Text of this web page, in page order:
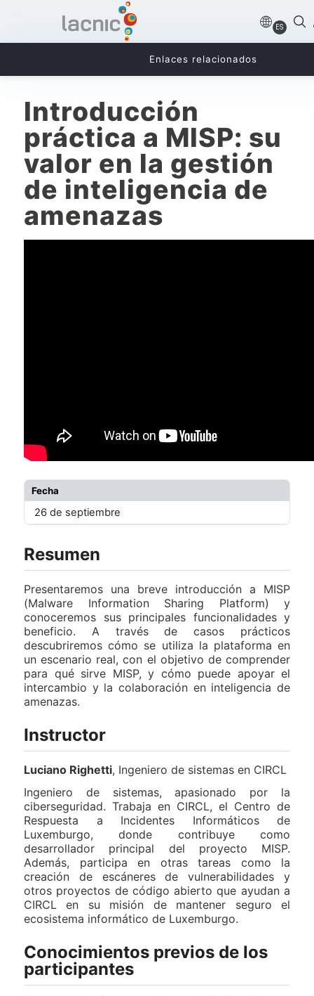
ES
Introducción
práctica a MISP: su
valor en la gestión
de inteligencia de
amenazas
Fecha
26 de septiembre
Resumen
Presentaremos una breve introducción a MISP
(Malware Information Sharing Platform) y
conoceremos sus principales funcionalidades y
beneficio. A través de casos prácticos
descubriremos cómo se utiliza la plataforma en
un escenario real, con el objetivo de comprender
para qué sirve MISP, y cómo puede apoyar el
intercambio y la colaboración en inteligencia de
amenazas.
Instructor
Luciano Righetti, Ingeniero de sistemas en CIRCL
Ingeniero de sistemas, apasionado por la
ciberseguridad. Trabaja en CIRCL, el Centro de
Respuesta a Incidentes Informáticos de
Luxemburgo, donde contribuye como
desarrollador principal del proyecto MISP.
Además, participa en otras tareas como la
creación de escáneres de vulnerabilidades y
otros proyectos de código abierto que ayudan a
CIRCL en su misión de mantener seguro el
ecosistema informático de Luxemburgo.
Conocimientos previos de los
participantes
Enlaces relacionados